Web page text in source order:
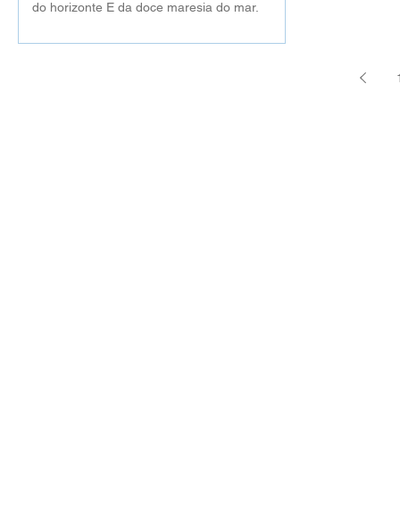
do horizonte E da doce maresia do mar.